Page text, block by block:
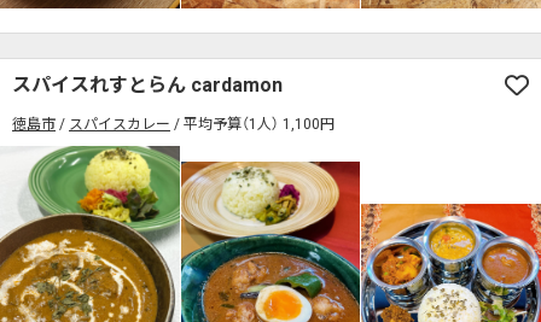
スパイスれすとらん cardamon
徳島市 スパイスカレー 平均予算（1人） 1,100円